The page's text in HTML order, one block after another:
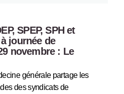
SPEP, SPH et
journée de
novembre : Le
générale partage les
des syndicats de